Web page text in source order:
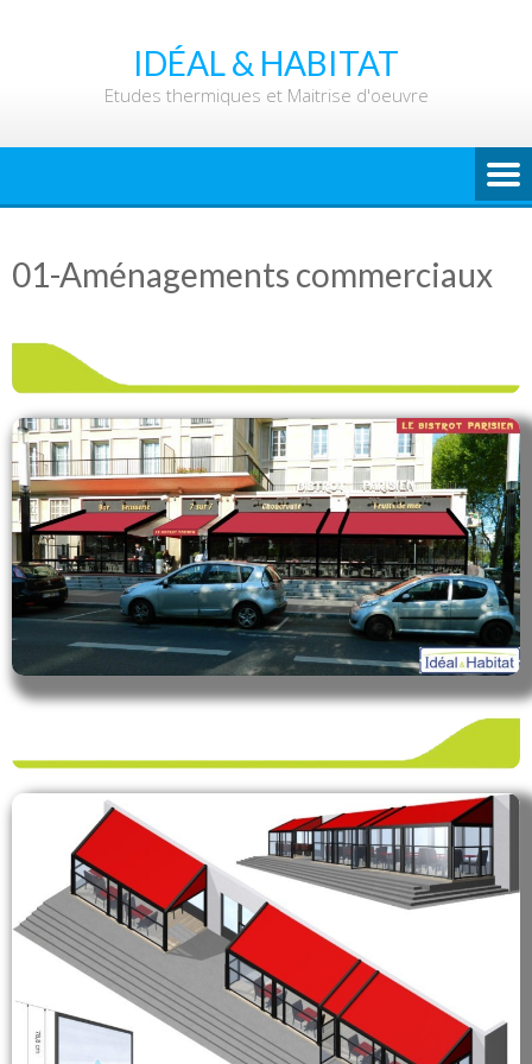
IDÉAL & HABITAT
Etudes thermiques et Maitrise d'oeuvre
01-Aménagements commerciaux